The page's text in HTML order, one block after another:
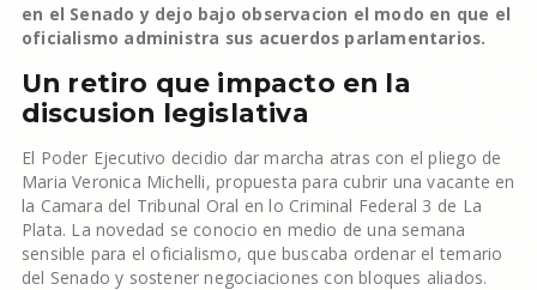
en el Senado y dejo bajo observacion el modo en que el
oficialismo administra sus acuerdos parlamentarios.
Un retiro que impacto en la
discusion legislativa
El Poder Ejecutivo decidio dar marcha atras con el pliego de
Maria Veronica Michelli, propuesta para cubrir una vacante en
la Camara del Tribunal Oral en lo Criminal Federal 3 de La
Plata. La novedad se conocio en medio de una semana
sensible para el oficialismo, que buscaba ordenar el temario
del Senado y sostener negociaciones con bloques aliados.